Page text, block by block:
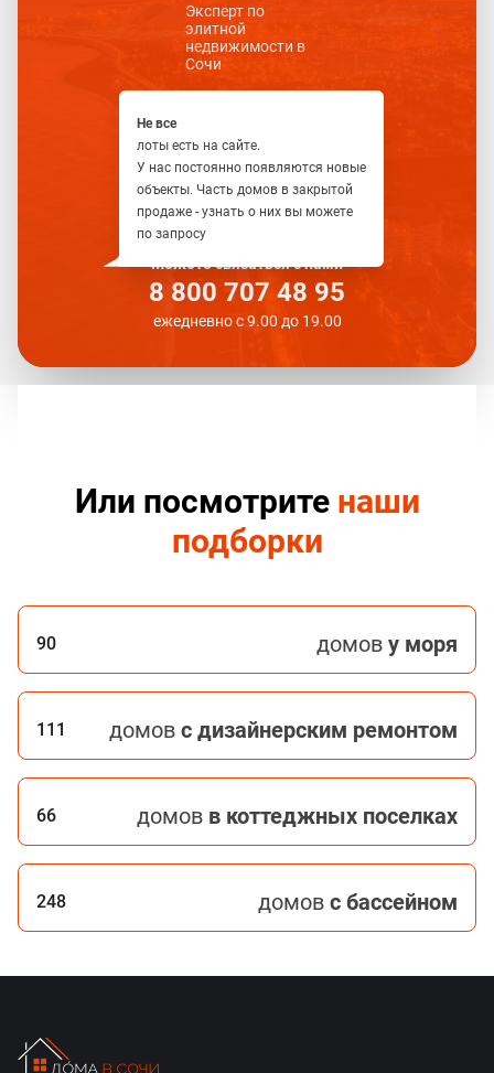
Можете связаться с нами
8 800 707 48 95
ежедневно с 9.00 до 19.00
Эксперт по
элитной
недвижимости в
Сочи
Не все
лоты есть на сайте.
У нас постоянно появляются новые
объекты. Часть домов в закрытой
продаже - узнать о них вы можете
по запросу
Или посмотрите наши
подборки
90 домов у моря
111 домов с дизайнерским ремонтом
66 домов в коттеджных поселках
248 домов с бассейном